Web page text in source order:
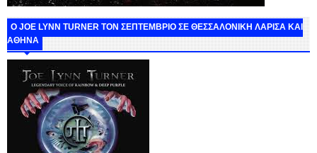
O JOE LYNN TURNER ΤΟΝ ΣΕΠΤΕΜΒΡΙΟ ΣΕ ΘΕΣΣΑΛΟΝΙΚΗ ΛΑΡΙΣΑ ΚΑΙ
ΑΘΗΝΑ